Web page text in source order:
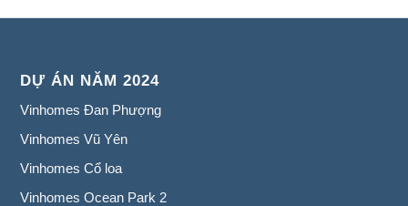
DỰ ÁN NĂM 2024
Vinhomes Đan Phượng
Vinhomes Vũ Yên
Vinhomes Cổ loa
Vinhomes Ocean Park 2